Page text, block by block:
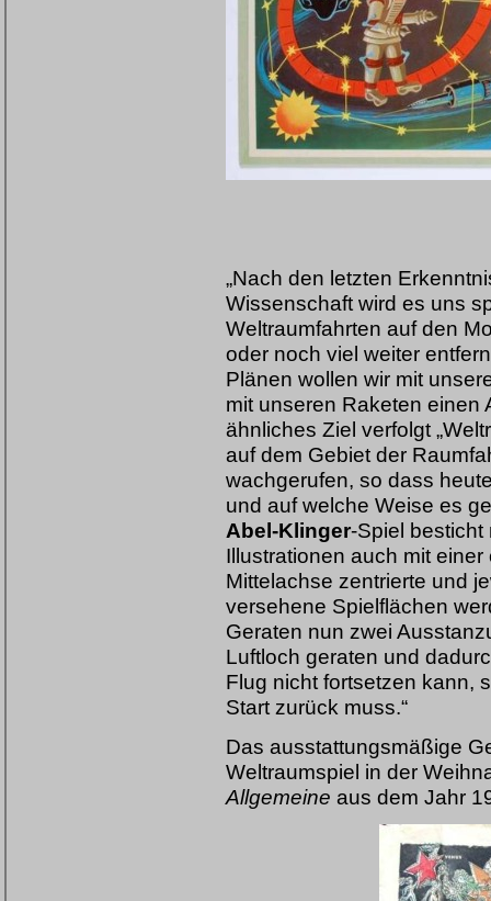
„Nach den letzten
Wissenschaft wird es uns
Weltraumfahrten auf den
oder noch viel weiter
Plänen wollen wir mit
mit unseren Raketen einen
ähnliches Ziel verfolgt
auf dem Gebiet der
wachgerufen, so dass
und auf welche Weise es
Abel-Klinger-Spiel
Illustrationen auch mit
Mittelachse zentrierte und
versehene Spielflächen
Geraten nun zwei
Luftloch geraten und
Flug nicht fortsetzen kann,
Start zurück muss.“
Das ausstattungsmäßige
Weltraumspiel in der
Allgemeine aus dem Jahr